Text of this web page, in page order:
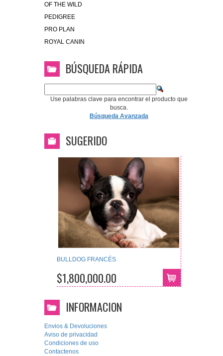
OF THE WILD
PEDIGREE
PRO PLAN
ROYAL CANIN
BÚSQUEDA RÁPIDA
Use palabras clave para encontrar el producto que
busca.
Búsqueda Avanzada
SUGERIDO
BULLDOG FRANCÉS
$1,800,000.00
INFORMACION
Envios & Devoluciones
Aviso de privacidad
Condiciones de uso
Contactenos